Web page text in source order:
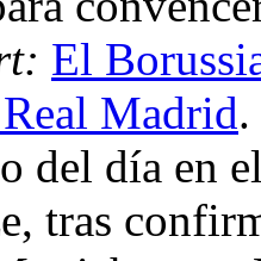
El
Madrid
del día en
tras